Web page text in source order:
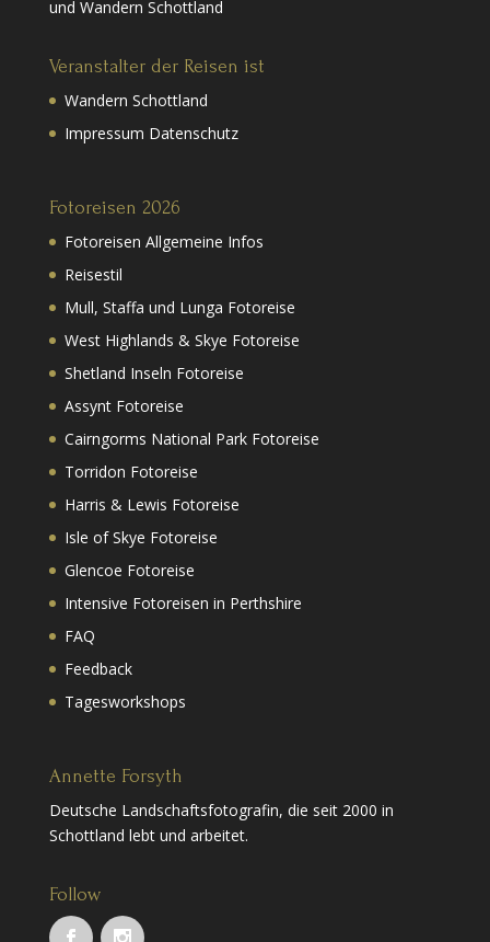
und Wandern Schottland
Veranstalter der Reisen ist
Wandern Schottland
Impressum Datenschutz
Fotoreisen 2026
Fotoreisen Allgemeine Infos
Reisestil
Mull, Staffa und Lunga Fotoreise
West Highlands & Skye Fotoreise
Shetland Inseln Fotoreise
Assynt Fotoreise
Cairngorms National Park Fotoreise
Torridon Fotoreise
Harris & Lewis Fotoreise
Isle of Skye Fotoreise
Glencoe Fotoreise
Intensive Fotoreisen in Perthshire
FAQ
Feedback
Tagesworkshops
Annette Forsyth
Deutsche Landschaftsfotografin, die seit 2000 in
Schottland lebt und arbeitet.
Follow